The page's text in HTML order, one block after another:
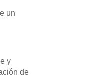
un
y
de